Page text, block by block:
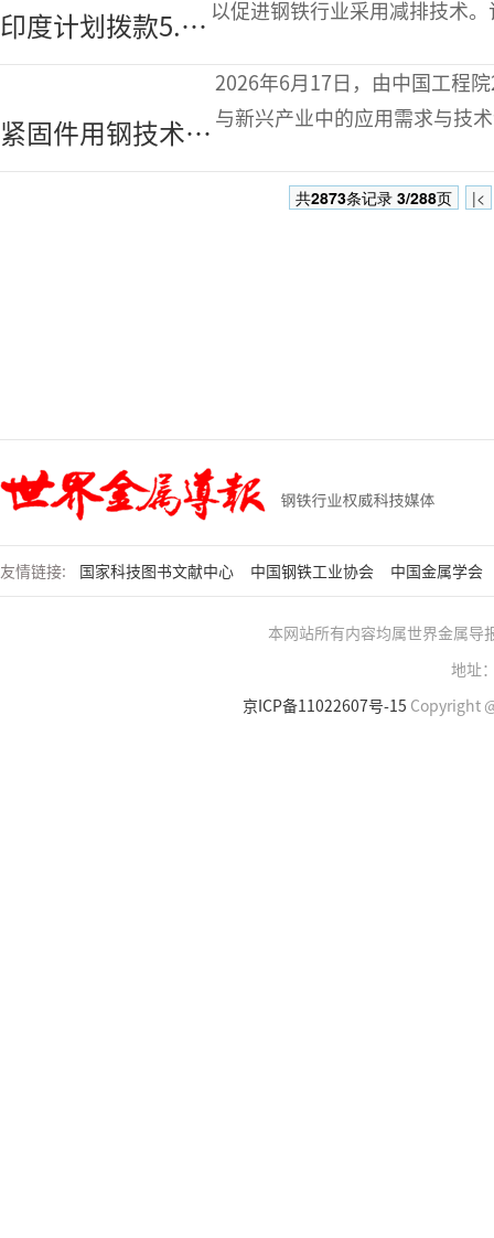
印度计划拨款5.29
亿美元助力钢铁
以促进钢铁行业采用减排技术。
紧固件用钢技术创
新战略研究系列调
2026年6月17日，由中国工程
与新兴产业中的应用需求与技
|<
共2873条记录 3/288页
友情链接: 国家科技图书文献中心 中国钢铁工业协会 中国金属学会
本网站所有内容均属世界金属导
地址
京ICP备11022607号-15 Copyright